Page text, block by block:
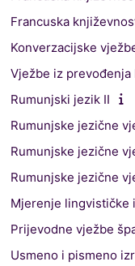
Francuska
Konverzacijske
Vježbe iz prevođenja
Rumunjski jezik II
Rumunjske jezične
Rumunjske jezične
Rumunjske jezične
Mjerenje lingvističke
Prijevodne vježbe
Usmeno i pismeno